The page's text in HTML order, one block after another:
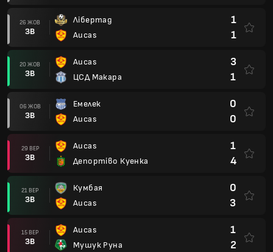
26 ЖОВ
ЗВ
Лібертад
Aucas
1
1
20 ЖОВ
ЗВ
Aucas
ЦСД Макара
3
1
06 ЖОВ
ЗВ
Емелек
Aucas
0
0
29 ВЕР
ЗВ
Aucas
Депортіво Куенка
1
4
21 ВЕР
ЗВ
Кумбая
Aucas
0
3
15 ВЕР
ЗВ
Aucas
Мушук Руна
1
2